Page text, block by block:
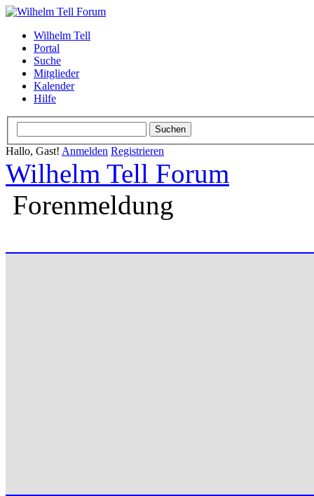
Wilhelm Tell
Portal
Suche
Mitglieder
Kalender
Hilfe
Hallo, Gast! Anmelden Registrieren
Wilhelm Tell Forum
Forenmeldung